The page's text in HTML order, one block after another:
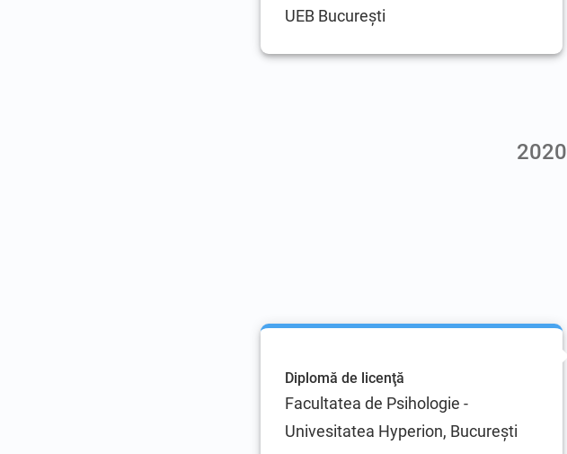
UEB București
2020
Diplomă de licenţă
Facultatea de Psihologie -
Univesitatea Hyperion, Bucureşti